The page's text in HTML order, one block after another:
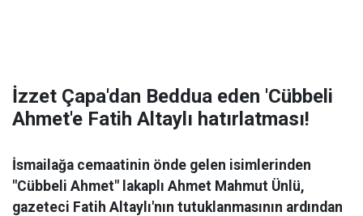
İzzet Çapa'dan Beddua eden 'Cübbeli
Ahmet'e Fatih Altaylı hatırlatması!
İsmailağa cemaatinin önde gelen isimlerinden
"Cübbeli Ahmet" lakaplı Ahmet Mahmut Ünlü,
gazeteci Fatih Altaylı'nın tutuklanmasının ardından